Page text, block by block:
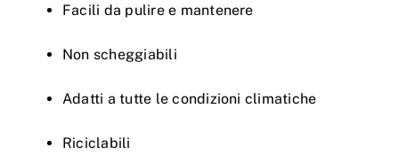
Facili da pulire e mantenere
Non scheggiabili
Adatti a tutte le condizioni climatiche
Riciclabili